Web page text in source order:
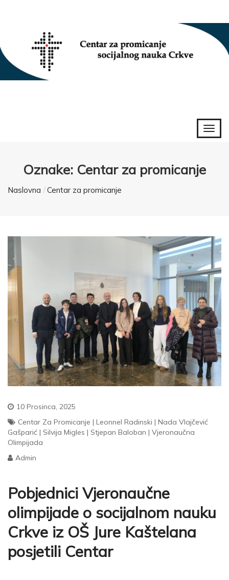
Oznake: Centar za promicanje
Naslovna Centar za promicanje
10 Prosinca, 2025
Centar Za Promicanje | Leonnel Radinski | Nada Vlajčević
Gašparić | Silvija Migles | Stjepan Baloban | Vjeronaučna
Olimpijada
Admin
Pobjednici Vjeronaučne
olimpijade o socijalnom nauku
Crkve iz OŠ Jure Kaštelana
posjetili Centar